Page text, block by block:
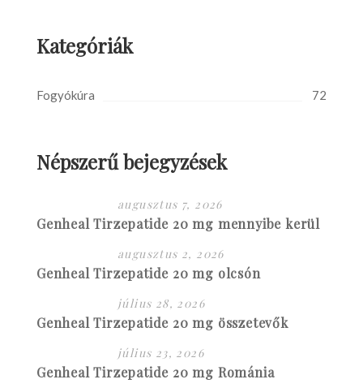
Kategóriák
Fogyókúra 72
Népszerű bejegyzések
augusztus 7, 2026
Genheal Tirzepatide 20 mg mennyibe kerül
augusztus 2, 2026
Genheal Tirzepatide 20 mg olcsón
július 28, 2026
Genheal Tirzepatide 20 mg összetevők
július 23, 2026
Genheal Tirzepatide 20 mg Románia